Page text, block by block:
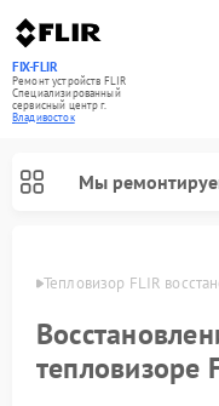
FIX-FLIR
Ремонт устройств FLIR
Специализированный
cервисный центр г.
Владивосток
Мы
Тепловизор FLIR
тепловизоре